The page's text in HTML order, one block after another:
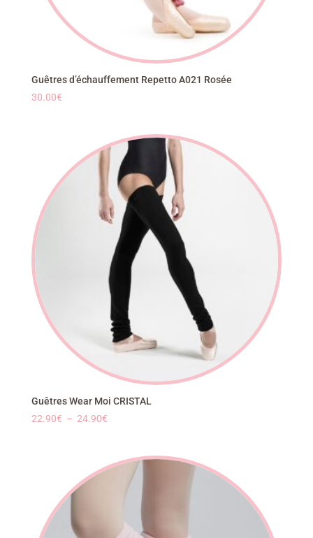
Guêtres d’échauffement Repetto A021 Rosée
30.00€
Guêtres Wear Moi CRISTAL
22.90€ – 24.90€Plage
22.90€